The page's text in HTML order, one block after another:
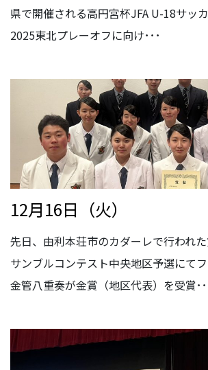
県で開催される高円宮杯JFA U-18サッ
2025東北プレーオフに向け･･･
12月16日（火）
先日、由利本荘市のカダーレで行われ
サンブルコンテスト中央地区予選にて
金管八重奏が金賞（地区代表）を受賞･･